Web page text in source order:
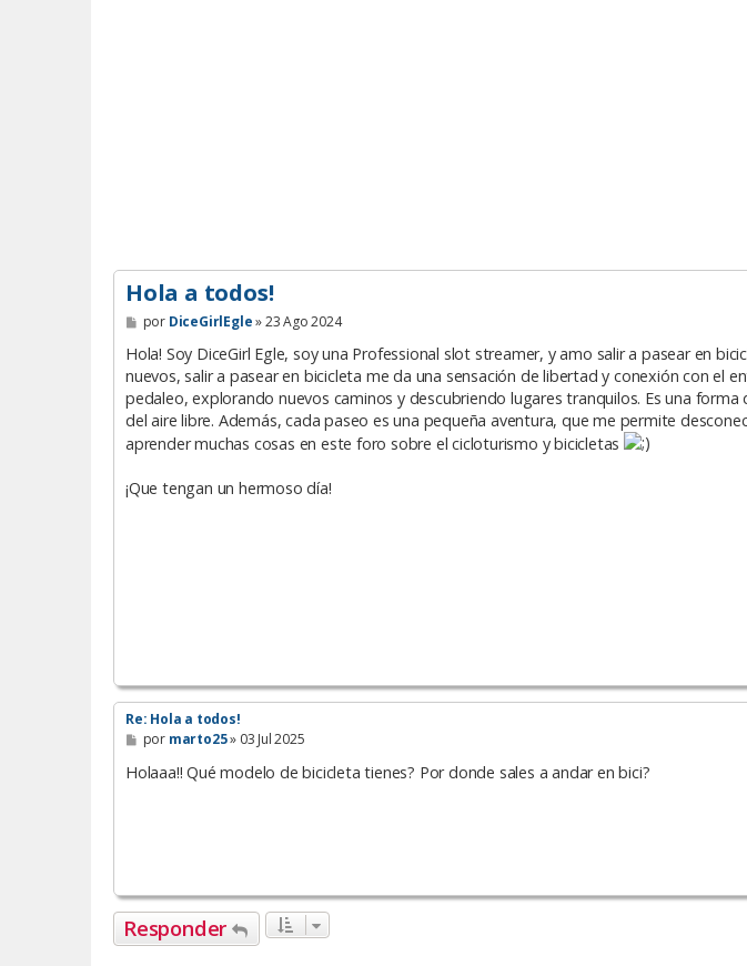
Hola a todos!
M
e
n
a
j
e
por DiceGirlEgle»23 Ago 2024
Hola! Soy DiceGirl Egle, soy una Professional slot streamer, y amo salir a pasear en
nuevos, salir a pasear en bicicleta me da una sensación de libertad y conexión con el
pedaleo, explorando nuevos caminos y descubriendo lugares tranquilos. Es una
del aire libre. Además, cada paseo es una pequeña aventura, que me permite
aprender muchas cosas en este foro sobre el cicloturismo y bicicletas
¡Que tengan un hermoso día!
Re: Hola a todos!
M
e
n
s
por marto25» 03 Jul 2025
Holaaa!! Qué modelo de bicicleta tienes? Por donde sales a andar en bici?
Responder